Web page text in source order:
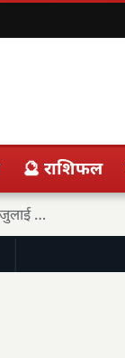
🔮 राशिफल
Electricity Bill Rule: 1 जुलाई से बदलेंगे बिजली…